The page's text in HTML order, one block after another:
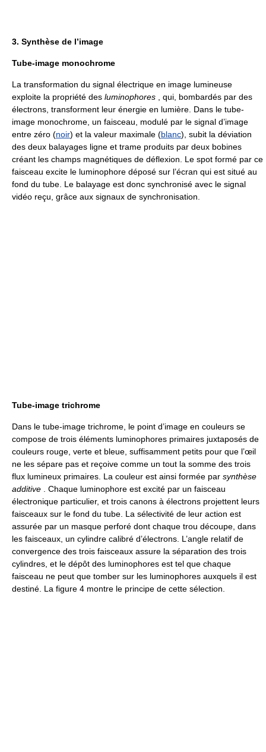
3. Synthèse de l’image
Tube-image monochrome
La transformation du signal électrique en image lumineuse
exploite la propriété des luminophores , qui, bombardés par des
électrons, transforment leur énergie en lumière. Dans le tube-
image monochrome, un faisceau, modulé par le signal d’image
entre zéro (noir) et la valeur maximale (blanc), subit la déviation
des deux balayages ligne et trame produits par deux bobines
créant les champs magnétiques de déflexion. Le spot formé par ce
faisceau excite le luminophore déposé sur l’écran qui est situé au
fond du tube. Le balayage est donc synchronisé avec le signal
vidéo reçu, grâce aux signaux de synchronisation.
Tube-image trichrome
Dans le tube-image trichrome, le point d’image en couleurs se
compose de trois éléments luminophores primaires juxtaposés de
couleurs rouge, verte et bleue, suffisamment petits pour que l’œil
ne les sépare pas et reçoive comme un tout la somme des trois
flux lumineux primaires. La couleur est ainsi formée par synthèse
additive . Chaque luminophore est excité par un faisceau
électronique particulier, et trois canons à électrons projettent leurs
faisceaux sur le fond du tube. La sélectivité de leur action est
assurée par un masque perforé dont chaque trou découpe, dans
les faisceaux, un cylindre calibré d’électrons. L’angle relatif de
convergence des trois faisceaux assure la séparation des trois
cylindres, et le dépôt des luminophores est tel que chaque
faisceau ne peut que tomber sur les luminophores auxquels il est
destiné. La figure 4 montre le principe de cette sélection.